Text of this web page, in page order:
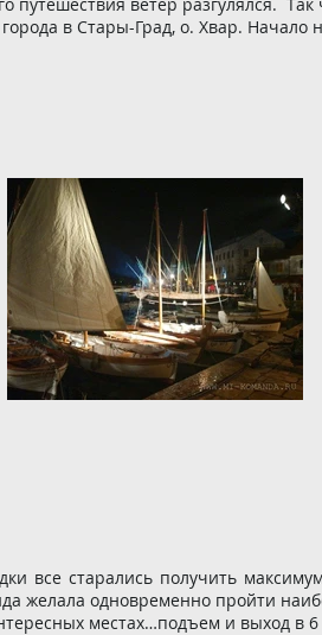
в Стары-Град, о. Хвар.
все старались получить
желала одновременно пройти
местах…подъем и выход в